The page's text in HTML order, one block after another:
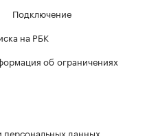
Подключение
на РБК
об ограничениях
данных